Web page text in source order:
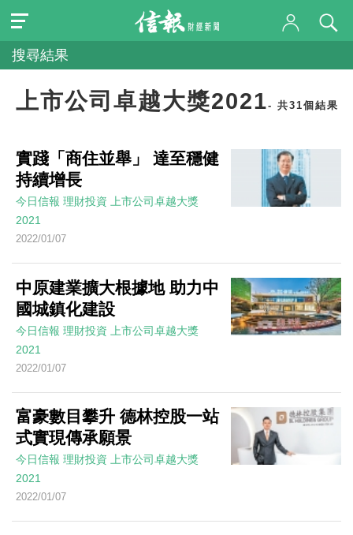
搜尋結果
上市公司卓越大獎2021- 共31個結果
實踐「商住並舉」 達至穩健
持續增長
今日信報 理財投資 上市公司卓越大獎
2021
2022/01/07
中原建業擴大根據地 助力中
國城鎮化建設
今日信報 理財投資
上市公司卓越大獎
2021
2022/01/07
富豪數目攀升 德林控股一站
式實現傳承願景
今日信報 理財投資
上市公司卓越大獎
2021
2022/01/07